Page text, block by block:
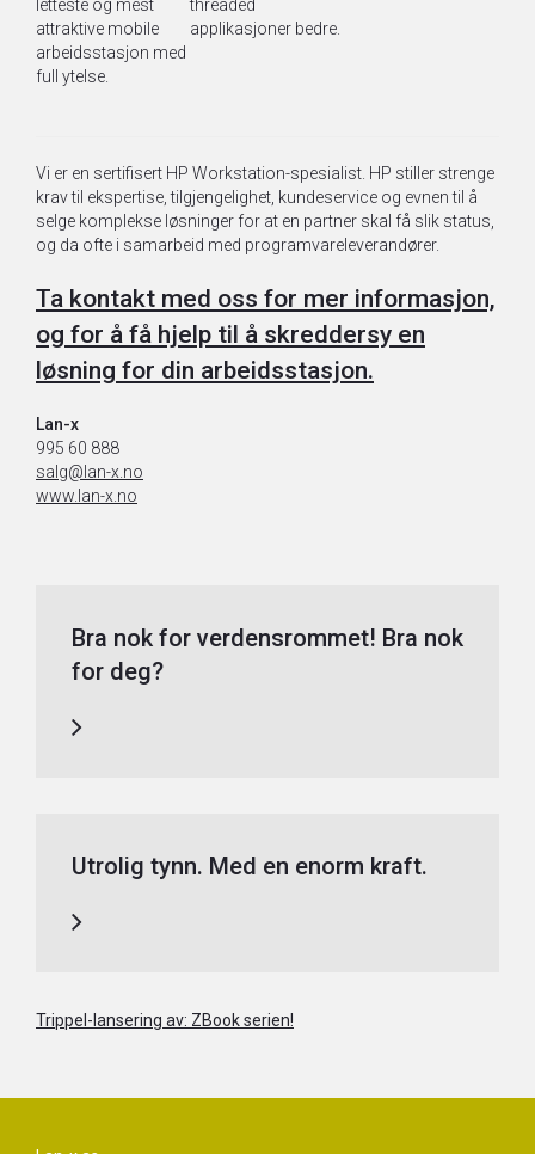
letteste og mest
attraktive mobile
arbeidsstasjon med
full ytelse.
threaded
applikasjoner bedre.
Vi er en sertifisert HP Workstation-spesialist. HP stiller strenge
krav til ekspertise, tilgjengelighet, kundeservice og evnen til å
selge komplekse løsninger for at en partner skal få slik status,
og da ofte i samarbeid med programvareleverandører.
Ta kontakt med oss for mer informasjon,
og for å få hjelp til å skreddersy en
løsning for din arbeidsstasjon.
Lan-x
995 60 888
salg@lan-x.no
www.lan-x.no
Bra nok for verdensrommet! Bra nok
for deg?
Utrolig tynn. Med en enorm kraft.
Trippel-lansering av: ZBook serien!